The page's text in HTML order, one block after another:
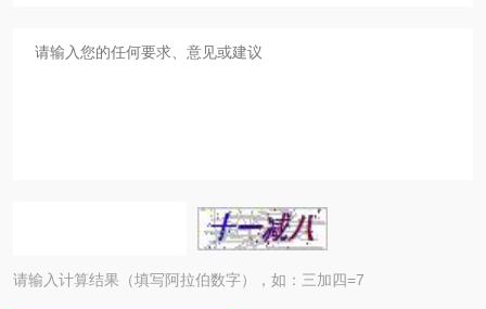
请输入计算结果（填写阿拉伯数字），如：三加四=7